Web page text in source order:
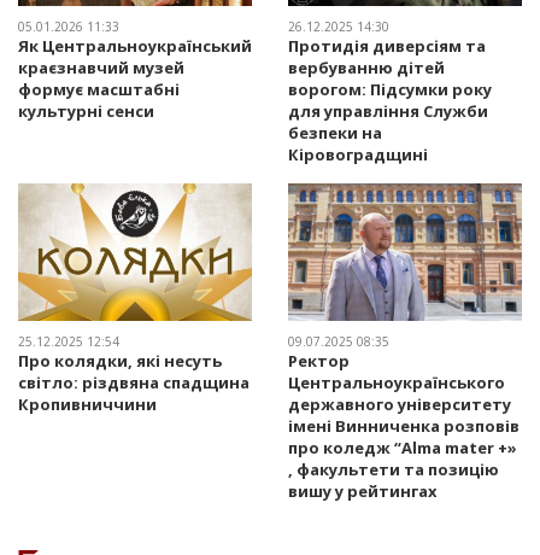
05.01.2026 11:33
Як Центральноукраїнський
краєзнавчий музей
формує масштабні
культурні сенси
26.12.2025 14:30
Протидія диверсіям та
вербуванню дітей
ворогом: Підсумки року
для управління Служби
безпеки на
Кіровоградщині
25.12.2025 12:54
Про колядки, які несуть
світло: різдвяна спадщина
Кропивниччини
09.07.2025 08:35
Ректор
Центральноукраїнського
державного університету
імені Винниченка розповів
про коледж “Alma mater +»
, факультети та позицію
вишу у рейтингах